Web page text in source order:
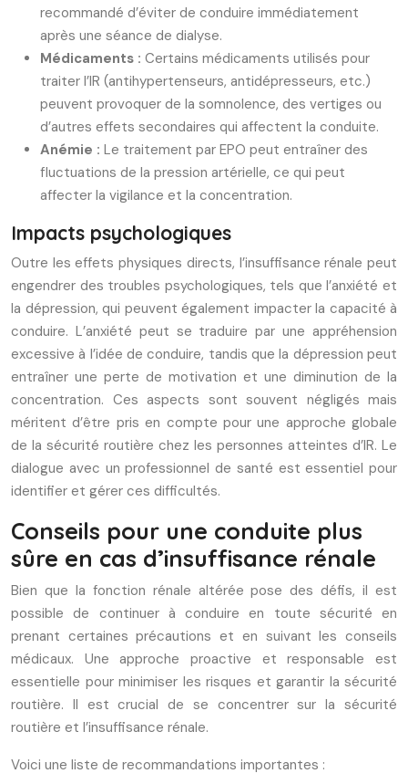
recommandé d’éviter de conduire immédiatement
après une séance de dialyse.
Médicaments : Certains médicaments utilisés pour
traiter l’IR (antihypertenseurs, antidépresseurs, etc.)
peuvent provoquer de la somnolence, des vertiges ou
d’autres effets secondaires qui affectent la conduite.
Anémie : Le traitement par EPO peut entraîner des
fluctuations de la pression artérielle, ce qui peut
affecter la vigilance et la concentration.
Impacts psychologiques
Outre les effets physiques directs, l’insuffisance rénale peut
engendrer des troubles psychologiques, tels que l’anxiété et
la dépression, qui peuvent également impacter la capacité à
conduire. L’anxiété peut se traduire par une appréhension
excessive à l’idée de conduire, tandis que la dépression peut
entraîner une perte de motivation et une diminution de la
concentration. Ces aspects sont souvent négligés mais
méritent d’être pris en compte pour une approche globale
de la sécurité routière chez les personnes atteintes d’IR. Le
dialogue avec un professionnel de santé est essentiel pour
identifier et gérer ces difficultés.
Conseils pour une conduite plus
sûre en cas d’insuffisance rénale
Bien que la fonction rénale altérée pose des défis, il est
possible de continuer à conduire en toute sécurité en
prenant certaines précautions et en suivant les conseils
médicaux. Une approche proactive et responsable est
essentielle pour minimiser les risques et garantir la sécurité
routière. Il est crucial de se concentrer sur la sécurité
routière et l’insuffisance rénale.
Voici une liste de recommandations importantes :